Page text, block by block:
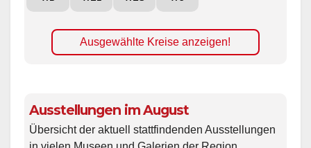
Ausgewählte Kreise anzeigen!
Ausstellungen im August
Übersicht der aktuell stattfindenden Ausstellungen